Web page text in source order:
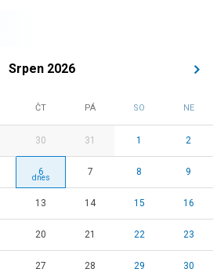
Srpen 2026
ČT PÁ SO NE
30 31 1 2
6 7 8 9
13 14 15 16
20 21 22 23
27 28 29 30